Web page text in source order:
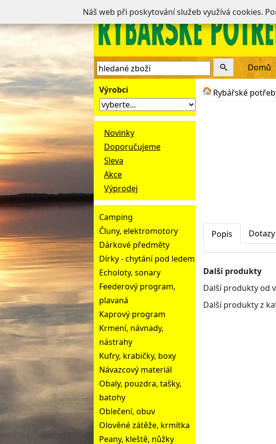
Domů
Výrobci
Novinky
Doporučujeme
Sleva
Akce
Výprodej
Camping
Čluny, elektromotory
Dárkové předměty
Dírky - chytání pod ledem
Echoloty, sonary
Feederový program,
plavaná
Kaprový program
Krmení, návnady,
nástrahy
Kufry, krabičky, boxy
Návazcový materiál
Obaly, pouzdra, tašky,
batohy
Oblečení, obuv
Olověné zátěže, krmítka
Peany, kleště, nůžky
Rybářské
Popis Dotazy
Další produkty
Další produkty od
Další produkty z
Náš web při poskytování služeb využívá cookies.